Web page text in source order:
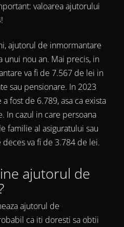
valoarea ajutorului
ajutorul de inmormantare
unui nou an. Mai precis, in
va fi de 7.567 de lei in
sau pensionare. In 2023
fost de 6.789, asa ca exista
In cazul in care persoana
familie al asiguratului sau
va fi de 3.784 de lei.
ajutorul de
ajutorul de
ca iti doresti sa obtii